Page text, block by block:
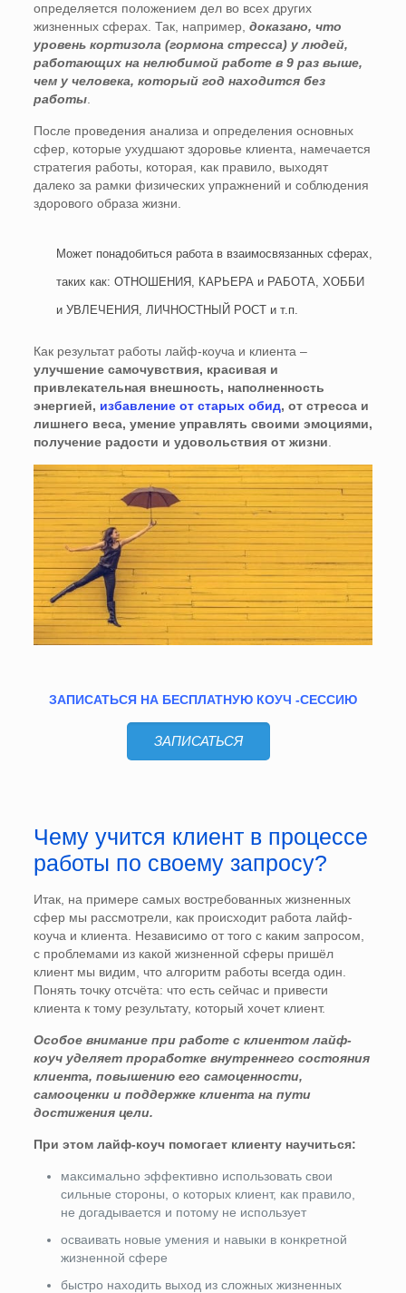
определяется положением дел во всех других
жизненных сферах. Так, например, доказано, что
уровень кортизола (гормона стресса) у людей,
работающих на нелюбимой работе в 9 раз выше,
чем у человека, который год находится без
работы.
После проведения анализа и определения основных
сфер, которые ухудшают здоровье клиента, намечается
стратегия работы, которая, как правило, выходят
далеко за рамки физических упражнений и соблюдения
здорового образа жизни.
Может понадобиться работа в взаимосвязанных сферах,
таких как: ОТНОШЕНИЯ, КАРЬЕРА и РАБОТА, ХОББИ
и УВЛЕЧЕНИЯ, ЛИЧНОСТНЫЙ РОСТ и т.п.
Как результат работы лайф-коуча и клиента –
улучшение самочувствия, красивая и
привлекательная внешность, наполненность
энергией, избавление от старых обид, от стресса и
лишнего веса, умение управлять своими эмоциями,
получение радости и удовольствия от жизни.
ЗАПИСАТЬСЯ НА БЕСПЛАТНУЮ КОУЧ -СЕССИЮ
ЗАПИСАТЬСЯ
Чему учится клиент в процессе
работы по своему запросу?
Итак, на примере самых востребованных жизненных
сфер мы рассмотрели, как происходит работа лайф-
коуча и клиента. Независимо от того с каким запросом,
с проблемами из какой жизненной сферы пришёл
клиент мы видим, что алгоритм работы всегда один.
Понять точку отсчёта: что есть сейчас и привести
клиента к тому результату, который хочет клиент.
Особое внимание при работе с клиентом лайф-
коуч уделяет проработке внутреннего состояния
клиента, повышению его самоценности,
самооценки и поддержке клиента на пути
достижения цели.
При этом лайф-коуч помогает клиенту научиться:
максимально эффективно использовать свои
сильные стороны, о которых клиент, как правило,
не догадывается и потому не использует
осваивать новые умения и навыки в конкретной
жизненной сфере
быстро находить выход из сложных жизненных